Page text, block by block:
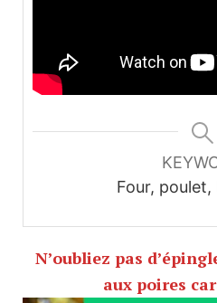
Four, poulet,
N’oubliez pas
aux poires